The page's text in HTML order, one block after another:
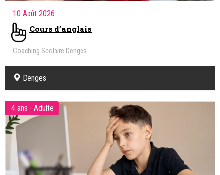
10 Août 2026
Cours d’anglais
Coaching Scolaire Denges
Denges
4 ans - Adulte